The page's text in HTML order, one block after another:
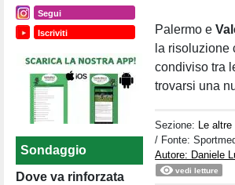
Segui
Iscriviti
Sondaggio
Dove va rinforzata
Palermo e
la risoluzione
condiviso tra
trovarsi una
Sezione: Le altre
/ Fonte:
Autore: Daniele
vedi letture